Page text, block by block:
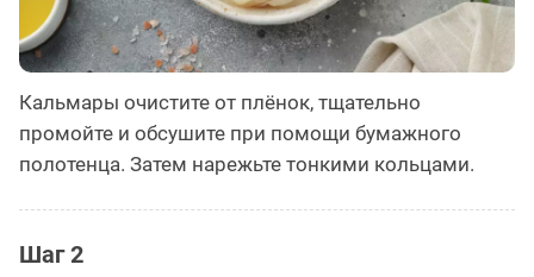
Кальмары очистите от плёнок, тщательно
промойте и обсушите при помощи бумажного
полотенца. Затем нарежьте тонкими кольцами.
Шаг 2